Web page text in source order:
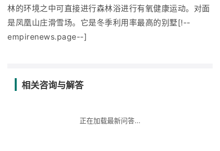
林的环境之中可直接进行森林浴进行有氧健康运动。对面
是凤凰山庄滑雪场。它是冬季利用率最高的别墅[!--
empirenews.page--]
相关咨询与解答
正在加载最新问答...